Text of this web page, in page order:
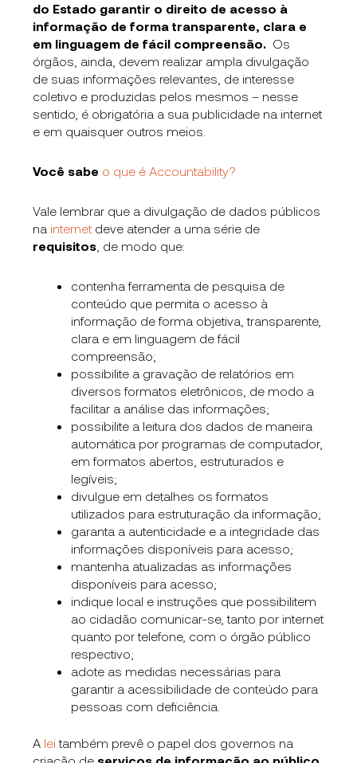
do Estado garantir o direito de acesso à
informação de forma transparente, clara e
em linguagem de fácil compreensão. Os
órgãos, ainda, devem realizar ampla divulgação
de suas informações relevantes, de interesse
coletivo e produzidas pelos mesmos – nesse
sentido, é obrigatória a sua publicidade na internet
e em quaisquer outros meios.
Você sabe o que é Accountability?
Vale lembrar que a divulgação de dados públicos
na internet deve atender a uma série de
requisitos , de modo que:
contenha ferramenta de pesquisa de
conteúdo que permita o acesso à
informação de forma objetiva, transparente,
clara e em linguagem de fácil
compreensão;
possibilite a gravação de relatórios em
diversos formatos eletrônicos, de modo a
facilitar a análise das informações;
possibilite a leitura dos dados de maneira
automática por programas de computador,
em formatos abertos, estruturados e
legíveis;
divulgue em detalhes os formatos
utilizados para estruturação da informação;
garanta a autenticidade e a integridade das
informações disponíveis para acesso;
mantenha atualizadas as informações
disponíveis para acesso;
indique local e instruções que possibilitem
ao cidadão comunicar-se, tanto por internet
quanto por telefone, com o órgão público
respectivo;
adote as medidas necessárias para
garantir a acessibilidade de conteúdo para
pessoas com deficiência.
A lei também prevê o papel dos governos na
criação de serviços de informação ao público.